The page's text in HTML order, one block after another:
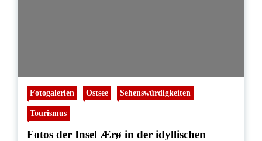
Fotogalerien Ostsee Sehenswürdigkeiten
Tourismus
Fotos der Insel Ærø in der idyllischen